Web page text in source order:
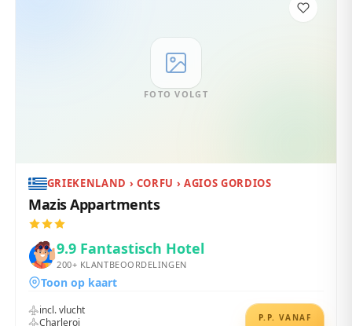
FOTO VOLGT
GRIEKENLAND › CORFU › AGIOS GORDIOS
Mazis Appartments
9.9 Fantastisch Hotel
200+ KLANTBEOORDELINGEN
Toon op kaart
P.P. VANAF
incl. vlucht
Charleroi